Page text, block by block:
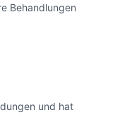
Behandlungen
und hat